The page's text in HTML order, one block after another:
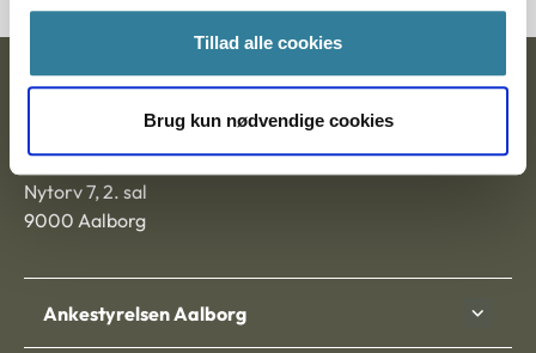
Tillad alle cookies
Brug kun nødvendige cookies
Ankestyrelsen
Nytorv 7, 2. sal
9000 Aalborg
Ankestyrelsen Aalborg